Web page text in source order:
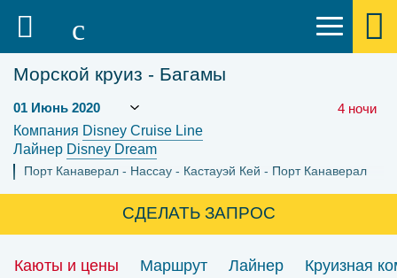
Морской круиз - Багамы
4 ночи
Компания Disney Cruise Line
Лайнер Disney Dream
Порт Канаверал Нассау Кастауэй Кей Порт Канаверал
СДЕЛАТЬ ЗАПРОС
Каюты и цены Маршрут Лайнер Круизная